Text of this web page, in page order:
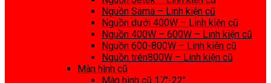
Nguồn Sama – Linh kiện cũ
Nguồn dưới 400W – Linh kiện cũ
Nguồn 400W – 600W – Linh kiện cũ
Nguồn 600-800W – Linh kiện cũ
Nguồn trên800W – Linh kiện cũ
Màn hình cũ
Màn hình cũ 17″-22″